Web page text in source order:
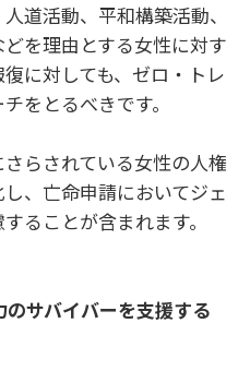
道活動、平和構築活動、
を理由とする女性に対す
に対しても、ゼロ・トレ
をとるべきです。
らされている女性の人権
、亡命申請においてジェ
ることが含まれます。
サバイバーを支援する